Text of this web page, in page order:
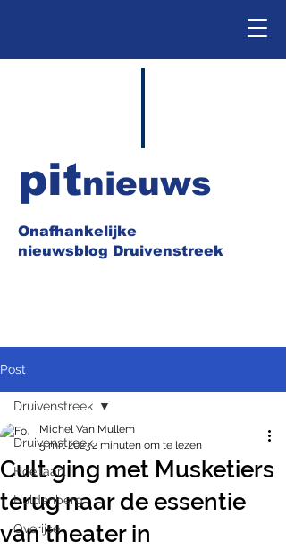
Onafhankelijke
nieuwsblog Druivenstreek
pitnieuws
Post
Druivenstreek
Hoeilaart
Huldenberg
Overijse
Druivenstreek
Cult ging met Musketiers
terug naar de essentie
van theater in
Michel Van Mullem
5 mrt 20232 minuten om te lezen